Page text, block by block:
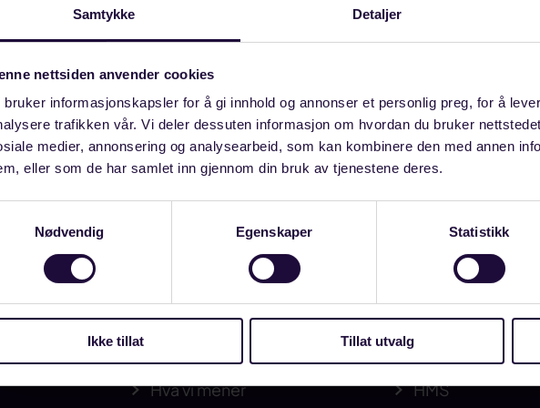
Samtykke Detaljer
nettsiden anvender cookies
bruker informasjonskapsler for å gi innhold og annonser et personlig preg, for å
trafikken vår. Vi deler dessuten informasjon om hvordan du bruker
medier, annonsering og analysearbeid, som kan kombinere den med annen
eller som de har samlet inn gjennom din bruk av tjenestene deres.
Nødvendig
Egenskaper Statistikk
Ikke tillat Tillat utvalg
Test artikkel as in Figma
Article 20 totam
Hvem er vi
Hva vi mener HMS